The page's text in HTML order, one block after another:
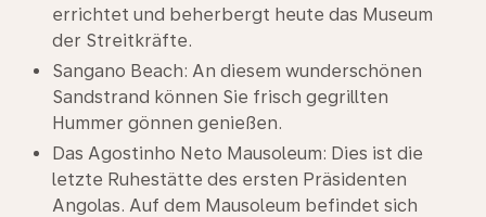
errichtet und beherbergt heute das Museum
der Streitkräfte.
Sangano Beach: An diesem wunderschönen
Sandstrand können Sie frisch gegrillten
Hummer gönnen genießen.
Das Agostinho Neto Mausoleum: Dies ist die
letzte Ruhestätte des ersten Präsidenten
Angolas. Auf dem Mausoleum befindet sich